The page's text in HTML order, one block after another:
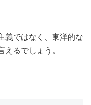
義ではなく、東洋的な
るでしょう。